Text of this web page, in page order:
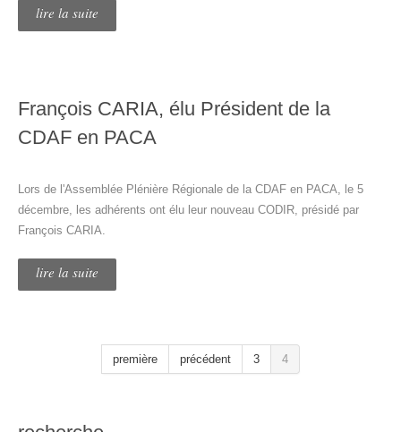
lire la suite
François CARIA, élu Président de la
CDAF en PACA
Lors de l'Assemblée Plénière Régionale de la CDAF en PACA, le 5
décembre, les adhérents ont élu leur nouveau CODIR, présidé par
François CARIA.
lire la suite
première précédent 3 4